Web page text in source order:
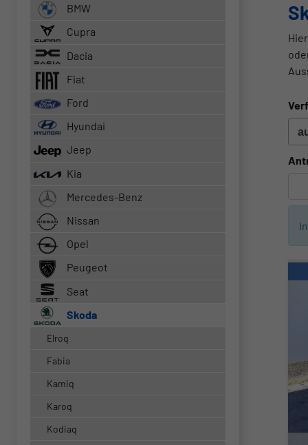
BMW
Cupra
Dacia
Fiat
Ford
Hyundai
Jeep
Kia
Mercedes-Benz
Nissan
Opel
Peugeot
Seat
Skoda
Elroq
Fabia
Kamiq
Karoq
Kodiaq